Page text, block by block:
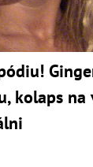
kolaps na